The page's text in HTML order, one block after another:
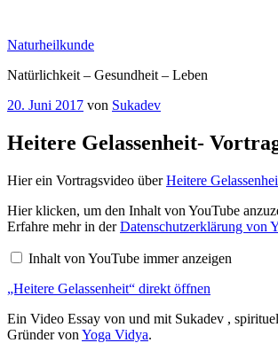
springen
Naturheilkunde
Natürlichkeit – Gesundheit – Leben
Veröffentlicht
20. Juni 2017 von Sukadev
Heitere Gelassenheit-
Hier ein Vortragsvideo überHeitere
„Heitere
Gelassenheit“
von
anzeigen
Hier klicken, um den Inhalt von YouTube
Erfahre mehr in derDatenschutzerklärung von
Inhalt von YouTube immer anzeigen
„Heitere Gelassenheit“ direkt öffnen
Ein Video Essay von und mit Sukadev ,
Gründer von Yoga Vidya.